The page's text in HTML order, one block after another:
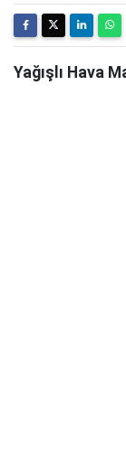
Yağışlı Hava